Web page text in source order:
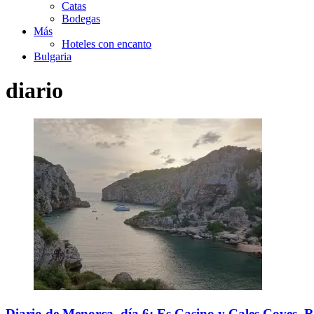
Catas
Bodegas
Más
Hoteles con encanto
Bulgaria
diario